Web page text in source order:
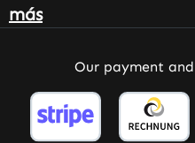
más
Our payment